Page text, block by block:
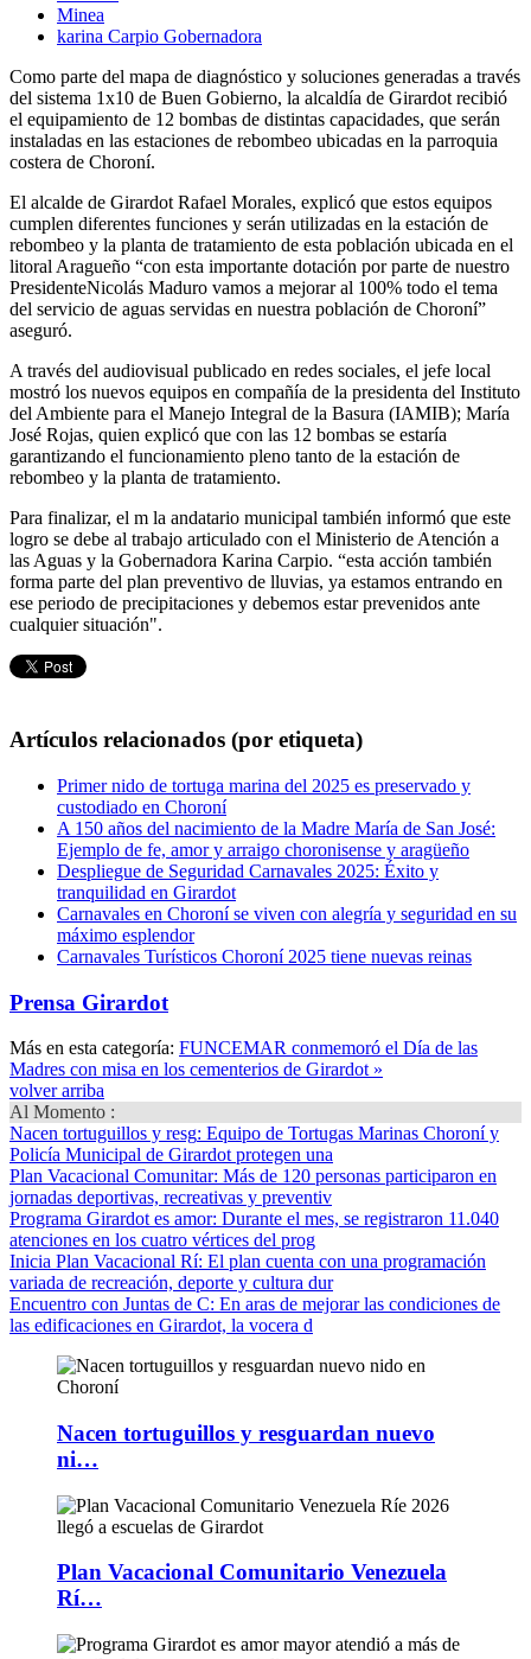
Minea
karina Carpio Gobernadora
Como parte del mapa de diagnóstico y soluciones generadas a través
del sistema 1x10 de Buen Gobierno, la alcaldía de Girardot recibió
el equipamiento de 12 bombas de distintas capacidades, que serán
instaladas en las estaciones de rebombeo ubicadas en la parroquia
costera de Choroní.
El alcalde de Girardot Rafael Morales, explicó que estos equipos
cumplen diferentes funciones y serán utilizadas en la estación de
rebombeo y la planta de tratamiento de esta población ubicada en el
litoral Aragueño “con esta importante dotación por parte de nuestro
PresidenteNicolás Maduro vamos a mejorar al 100% todo el tema
del servicio de aguas servidas en nuestra población de Choroní”
aseguró.
A través del audiovisual publicado en redes sociales, el jefe local
mostró los nuevos equipos en compañía de la presidenta del Instituto
del Ambiente para el Manejo Integral de la Basura (IAMIB); María
José Rojas, quien explicó que con las 12 bombas se estaría
garantizando el funcionamiento pleno tanto de la estación de
rebombeo y la planta de tratamiento.
Para finalizar, el m la andatario municipal también informó que este
logro se debe al trabajo articulado con el Ministerio de Atención a
las Aguas y la Gobernadora Karina Carpio. “esta acción también
forma parte del plan preventivo de lluvias, ya estamos entrando en
ese periodo de precipitaciones y debemos estar prevenidos ante
cualquier situación".
Artículos relacionados (por etiqueta)
Primer nido de tortuga marina del 2025 es preservado y
custodiado en Choroní
A 150 años del nacimiento de la Madre María de San José:
Ejemplo de fe, amor y arraigo choronisense y aragüeño
Despliegue de Seguridad Carnavales 2025: Éxito y
tranquilidad en Girardot
Carnavales en Choroní se viven con alegría y seguridad en su
máximo esplendor
Carnavales Turísticos Choroní 2025 tiene nuevas reinas
Prensa Girardot
Más en esta categoría: FUNCEMAR conmemoró el Día de las
Madres con misa en los cementerios de Girardot »
volver arriba
Al Momento :
Nacen tortuguillos y resg: Equipo de Tortugas Marinas Choroní y
Policía Municipal de Girardot protegen una
Plan Vacacional Comunitar: Más de 120 personas participaron en
jornadas deportivas, recreativas y preventiv
Programa Girardot es amor: Durante el mes, se registraron 11.040
atenciones en los cuatro vértices del prog
Inicia Plan Vacacional Rí: El plan cuenta con una programación
variada de recreación, deporte y cultura dur
Encuentro con Juntas de C: En aras de mejorar las condiciones de
las edificaciones en Girardot, la vocera d
Nacen tortuguillos y resguardan nuevo
ni…
Plan Vacacional Comunitario Venezuela
Rí…